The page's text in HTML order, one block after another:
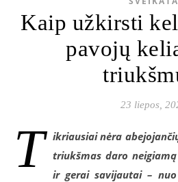
Kaip užkirsti
pavojų
23 liepos,
T ikriausiai nėra
triukšmas daro
ir gerai savijautai –